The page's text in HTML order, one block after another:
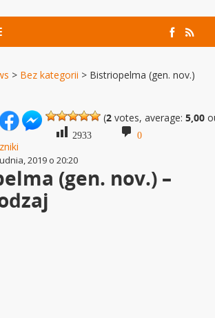
> Bez kategorii > Bistriopelma (gen. nov.)
(2 votes, average:5,00
2933 0
2019 o 20:20
(gen. nov.) –